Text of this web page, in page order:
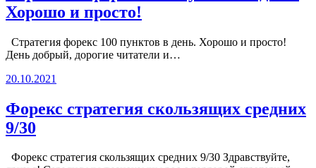
Хорошо и просто!
Стратегия форекс 100 пунктов в день. Хорошо и просто!
День добрый, дорогие читатели и…
20.10.2021
Форекс стратегия скользящих средних
9/30
Форекс стратегия скользящих средних 9/30 Здравствуйте,